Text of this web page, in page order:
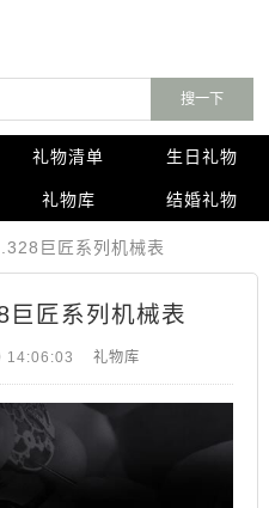
礼物清单 生日礼物
礼物库 结婚礼物
巨匠系列机械表
匠系列机械表
14:06:03 礼物库